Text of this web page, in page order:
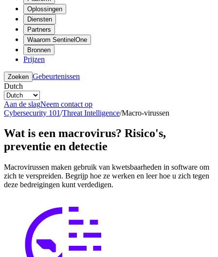
Oplossingen
Diensten
Partners
Waarom SentinelOne
Bronnen
Prijzen
Zoeken Gebeurtenissen
Dutch
Aan de slagNeem contact op
Cybersecurity 101/Threat Intelligence/Macro-virussen
Wat is een macrovirus? Risico's,
preventie en detectie
Macrovirussen maken gebruik van kwetsbaarheden in software om
zich te verspreiden. Begrijp hoe ze werken en leer hoe u zich tegen
deze bedreigingen kunt verdedigen.